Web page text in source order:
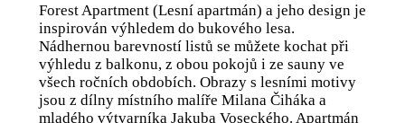
Forest Apartment (Lesní apartmán) a jeho design je
inspirován výhledem do bukového lesa.
Nádhernou barevností listů se můžete kochat při
výhledu z balkonu, z obou pokojů i ze sauny ve
všech ročních obdobích. Obrazy s lesními motivy
jsou z dílny místního malíře Milana Čiháka a
mladého výtvarníka Jakuba Voseckého. Apartmán